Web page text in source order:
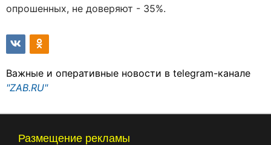
опрошенных, не доверяют - 35%.
Важные и оперативные новости в telegram-канале
"ZAB.RU"
Размещение рекламы